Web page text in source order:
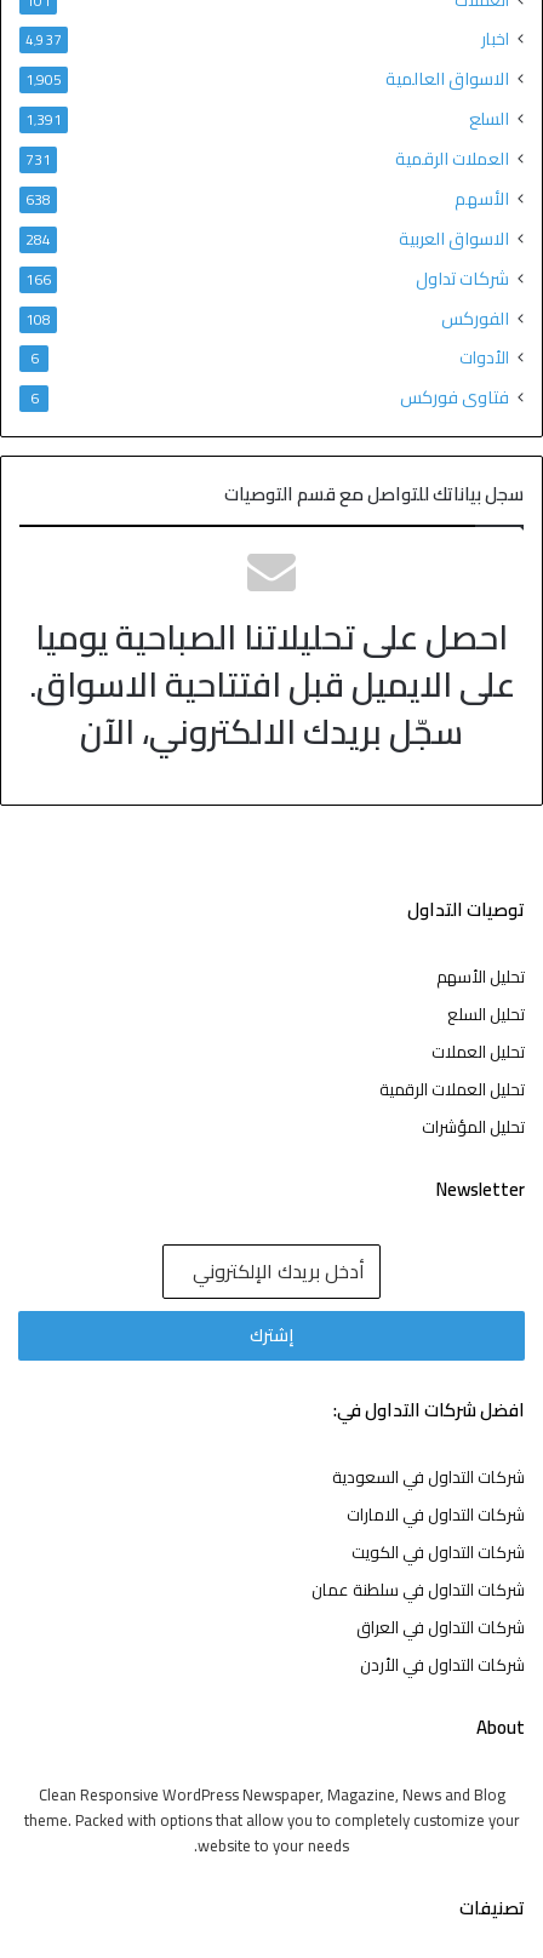
اخبار 4٬937
الاسواق العالمية 1٬905
السلع 1٬391
العملات الرقمية 731
الأسهم 638
الاسواق العربية 284
شركات تداول 166
الفوركس 108
الأدوات 6
فتاوى فوركس 6
سجل بياناتك للتواصل مع قسم التوصيات
احصل على تحليلاتنا الصباحية يوميا
على الايميل قبل افتتاحية الاسواق.
سجّل بريدك الالكتروني، الآن
توصيات التداول
تحليل الأسهم
تحليل السلع
تحليل العملات
تحليل العملات الرقمية
تحليل المؤشرات
Newsletter
افضل شركات التداول في:
شركات التداول في السعودية
شركات التداول في الامارات
شركات التداول في الكويت
شركات التداول في سلطنة عمان
شركات التداول في العراق
شركات التداول في الأردن
About
Clean Responsive WordPress Newspaper, Magazine, News and Blog
theme. Packed with options that allow you to completely customize your
website to your needs.
تصنيفات